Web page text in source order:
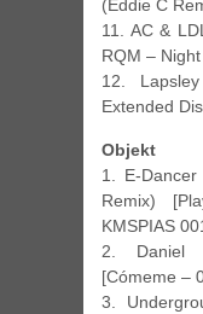
(Eddie C
11. AC &
RQM –
12.
Extended
Objekt
1. E-
Remix)
KMSPIAS
2. Daniel
[Cómeme –
3.